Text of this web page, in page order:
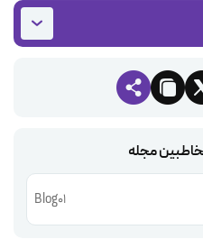
مجله
Blog01